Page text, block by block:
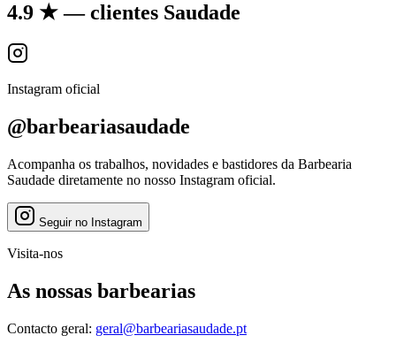
4.9 ★— clientes Saudade
Instagram oficial
@barbeariasaudade
Acompanha os trabalhos, novidades e bastidores da Barbearia
Saudade diretamente no nosso Instagram oficial.
Seguir no Instagram
Visita-nos
As nossas barbearias
Contacto geral: geral@barbeariasaudade.pt